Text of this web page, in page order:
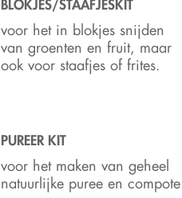
BLOKJES/STAAFJESKIT
voor het in blokjes snijden
van groenten en fruit, maar
ook voor staafjes of frites.
PUREER KIT
voor het maken van geheel
natuurlijke puree en compote.